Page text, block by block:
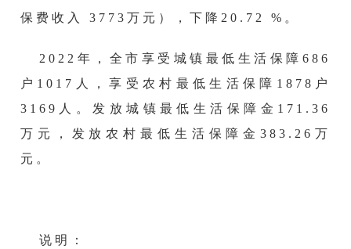
保费收入 3773万元），下降20.72 %。
2022年，全市享受城镇最低生活保障686
户1017人，享受农村最低生活保障1878户
3169人。发放城镇最低生活保障金171.36
万元，发放农村最低生活保障金383.26万
元。
说明：